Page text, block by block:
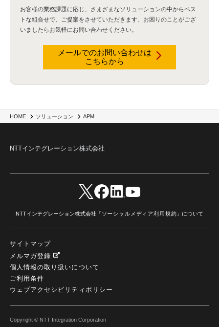
HOME ソリューション APM
お客様の業務課題に応じ、さまざまなソリューションの中からベス
トな組合せで、
ご提案をさせていただきます。お困りのことがござ
いましたらお気軽にお問い合わせください。
メールでのお問い合わせは
こちらから
NTTインテグレーション株式会社
NTTインテグレーション株式会社「ソーシャルメディア利用規約 」について
サイトマップ
メルマガ登録
個人情報の取り扱いについて
ご利用条件
ウェブアクセシビリティポリシー
Copyright © NTT Integration Corporation